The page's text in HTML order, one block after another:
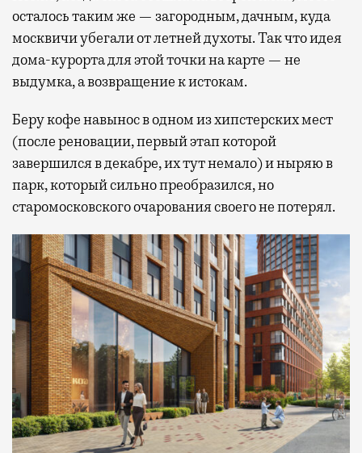
осталось таким же — загородным, дачным, куда
москвичи убегали от летней духоты. Так что идея
дома-курорта для этой точки на карте — не
выдумка, а возвращение к истокам.
Беру кофе навынос в одном из хипстерских мест
(после реновации, первый этап которой
завершился в декабре, их тут немало) и ныряю в
парк, который сильно преобразился, но
старомосковского очарования своего не потерял.